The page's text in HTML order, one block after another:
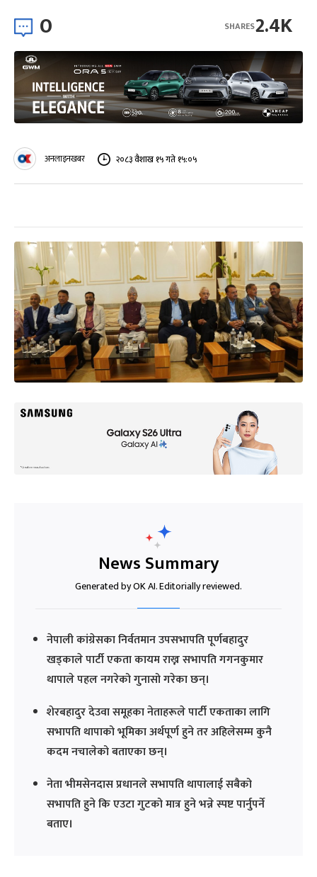
0 2.4K
SHARES
अनलाइनखबर २०८३ वैशाख १५ गते १५:०५
News Summary
Generated by OK AI. Editorially reviewed.
नेपाली कांग्रेसका निर्वतमान उपसभापति पूर्णबहादुर
खड्काले पार्टी एकता कायम राख्न सभापति गगनकुमार
थापाले पहल नगरेको गुनासो गरेका छन्।
शेरबहादुर देउवा समूहका नेताहरूले पार्टी एकताका लागि
सभापति थापाको भूमिका अर्थपूर्ण हुने तर अहिलेसम्म कुनै
कदम नचालेको बताएका छन्।
नेता भीमसेनदास प्रधानले सभापति थापालाई सबैको
सभापति हुने कि एउटा गुटको मात्र हुने भन्ने स्पष्ट पार्नुपर्ने
बताए।